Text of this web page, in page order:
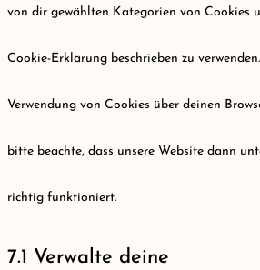
von dir gewählten Kategorien von Cookies
Cookie-Erklärung beschrieben zu
Verwendung von Cookies über deinen
bitte beachte, dass unsere Website dann
richtig funktioniert.
7.1 Verwalte deine